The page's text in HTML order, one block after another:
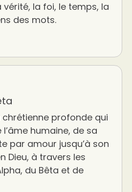
la foi, le temps, la
des mots.
profonde qui
l’âme humaine, de sa
par amour jusqu’à son
Dieu, à travers les
du Bêta et de